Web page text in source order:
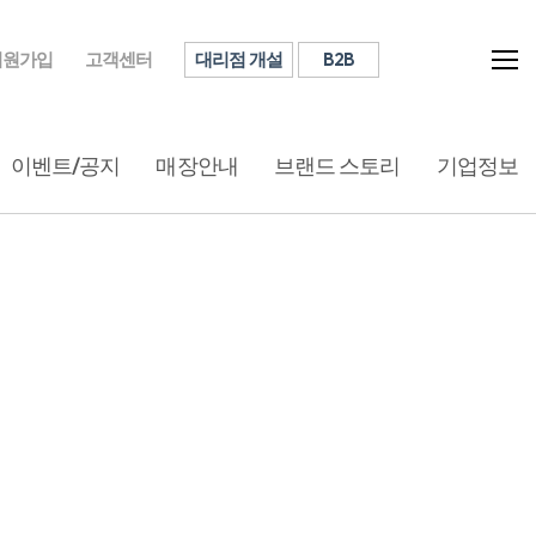
가입 고객센터 대리점 개설 B2B
이벤트/공지 매장안내 브랜드 스토리 기업정보